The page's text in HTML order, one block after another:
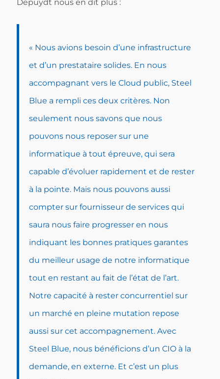
Depuydt nous en dit plus :
« Nous avions besoin d’une infrastructure
et d’un prestataire solides. En nous
accompagnant vers le Cloud public, Steel
Blue a rempli ces deux critères. Non
seulement nous savons que nous
pouvons nous reposer sur une
informatique à tout épreuve, qui sera
capable d’évoluer rapidement et de rester
à la pointe. Mais nous pouvons aussi
compter sur fournisseur de services qui
saura nous faire progresser en nous
indiquant les bonnes pratiques garantes
du meilleur usage de notre informatique
tout en restant au fait de l’état de l’art.
Notre capacité à rester concurrentiel sur
un marché en pleine mutation repose
aussi sur cet accompagnement. Avec
Steel Blue, nous bénéficions d’un CIO à la
demande, en externe. Et c’est un plus